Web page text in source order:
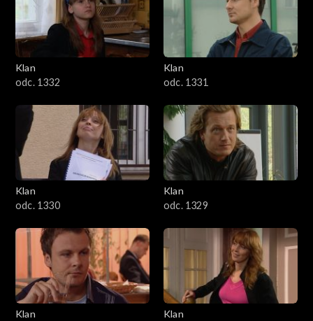
Klan
odc. 1332
Klan
odc. 1331
Klan
odc. 1330
Klan
odc. 1329
Klan
Klan